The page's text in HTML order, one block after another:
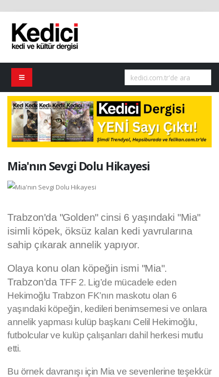
Mia'nın Sevgi Dolu Hikayesi
Trabzon'da "Golden" cinsi 6 yaşındaki "Mia"
isimli köpek, öksüz kalan kedi yavrularına
sahip çıkarak annelik yapıyor.
Olaya konu olan köpeğin ismi "Mia".
Trabzon'da TFF 2. Lig’de mücadele eden
Hekimoğlu Trabzon FK’nın maskotu olan 6
yaşındaki köpeğin, kedileri benimsemesi ve onlara
annelik yapması kulüp başkanı Celil Hekimoğlu,
futbolcular ve kulüp çalışanları dahil herkesi mutlu
etti.
Bu örnek davranışı için Mia ve sevenlerine teşekkür